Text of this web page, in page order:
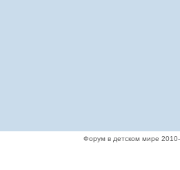
Форум в детском мире